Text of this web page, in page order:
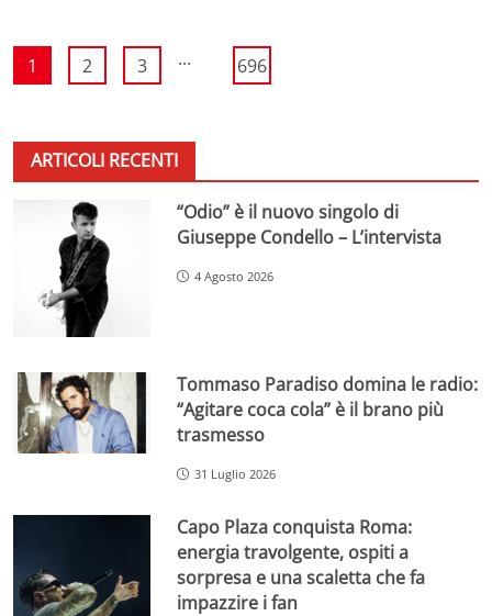
1 2 3 ... 696
ARTICOLI RECENTI
“Odio” è il nuovo singolo di
Giuseppe Condello – L’intervista
4 Agosto 2026
Tommaso Paradiso domina le radio:
“Agitare coca cola” è il brano più
trasmesso
31 Luglio 2026
Capo Plaza conquista Roma:
energia travolgente, ospiti a
sorpresa e una scaletta che fa
impazzire i fan